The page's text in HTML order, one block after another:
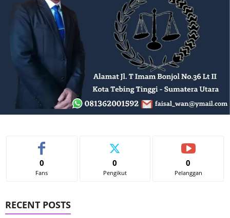
0
Fans
0
Pengikut
0
Pelanggan
RECENT POSTS